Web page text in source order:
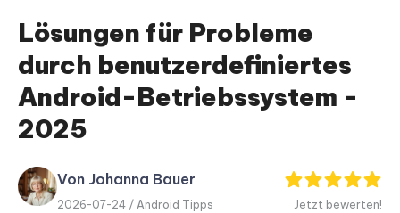
ReiBoot
for iOS
PDNob
Editor
Lösungen für Probleme
durch benutzerdefiniertes
Android-Betriebssystem -
2025
Von Johanna Bauer
2026-07-24 / Android Tipps Jetzt bewerten!